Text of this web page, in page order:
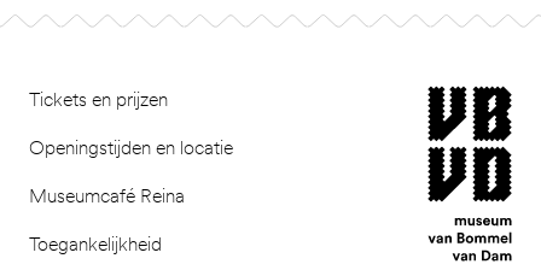
Tickets en prijzen
Openingstijden en locatie
Museumcafé Reina
Toegankelijkheid
museum van